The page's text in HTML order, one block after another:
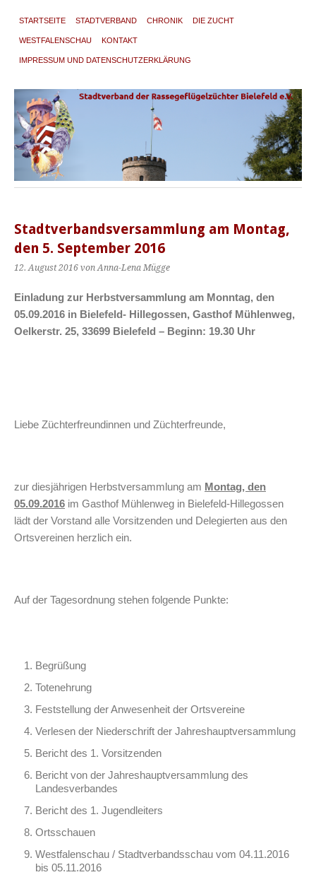
STARTSEITE STADTVERBAND CHRONIK DIE ZUCHT
WESTFALENSCHAU KONTAKT
IMPRESSUM UND DATENSCHUTZERKLÄRUNG
Stadtverbandsversammlung am Montag,
den 5. September 2016
12. August 2016 von Anna-Lena Mügge
Einladung zur Herbstversammlung am Monntag, den
05.09.2016 in Bielefeld- Hillegossen, Gasthof Mühlenweg,
Oelkerstr. 25, 33699 Bielefeld – Beginn: 19.30 Uhr
Liebe Züchterfreundinnen und Züchterfreunde,
zur diesjährigen Herbstversammlung am Montag, den
05.09.2016 im Gasthof Mühlenweg in Bielefeld-Hillegossen
lädt der Vorstand alle Vorsitzenden und Delegierten aus den
Ortsvereinen herzlich ein.
Auf der Tagesordnung stehen folgende Punkte:
Begrüßung
Totenehrung
Feststellung der Anwesenheit der Ortsvereine
Verlesen der Niederschrift der Jahreshauptversammlung
Bericht des 1. Vorsitzenden
Bericht von der Jahreshauptversammlung des
Landesverbandes
Bericht des 1. Jugendleiters
Ortsschauen
Westfalenschau / Stadtverbandsschau vom 04.11.2016
bis 05.11.2016